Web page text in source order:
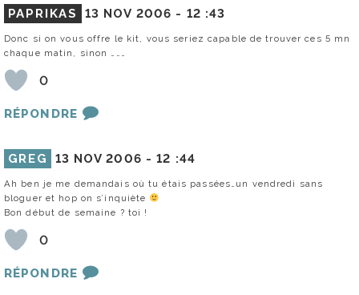
PAPRIKAS 13 NOV 2006 - 12 :43
Donc si on vous offre le kit, vous seriez capable de trouver ces 5 mn
chaque matin, sinon ………
0
RÉPONDRE
GREG 13 NOV 2006 -12 :44
Ah ben je me demandais où tu étais passées…un vendredi sans
bloguer et hop on s’inquiète
Bon début de semaine ? toi !
0
RÉPONDRE